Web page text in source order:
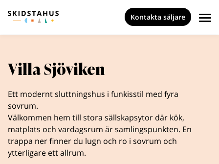
Kontakta säljare
Villa Sjöviken
Ett modernt sluttningshus i funkisstil med fyra
sovrum.
Välkommen hem till stora sällskapsytor där kök,
matplats och vardagsrum är samlingspunkten. En
trappa ner finner du lugn och ro i sovrum och
ytterligare ett allrum.